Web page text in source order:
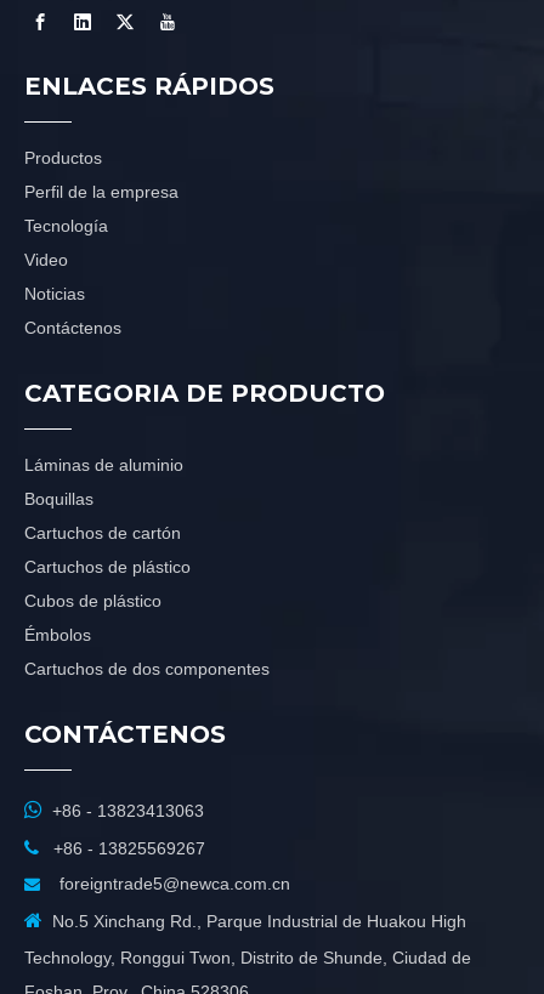
ENLACES RÁPIDOS
Productos
Perfil de la empresa
Tecnología
Video
Noticias
Contáctenos
CATEGORIA DE PRODUCTO
Láminas de aluminio
Boquillas
Cartuchos de cartón
Cartuchos de plástico
Cubos de plástico
Émbolos
Cartuchos de dos componentes
CONTÁCTENOS
 +86 - 13823413063
 +86 - 13825569267

foreigntrade5@newca.com.cn
 No.5 Xinchang Rd., Parque Industrial de Huakou High
Technology, Ronggui Twon, Distrito de Shunde, Ciudad de